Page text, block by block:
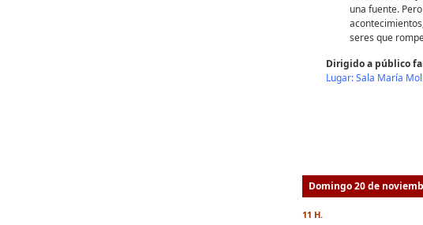
una fuente.
seres que
Dirigido a público
Lugar: Sala María
Domingo 20 de
11 H.